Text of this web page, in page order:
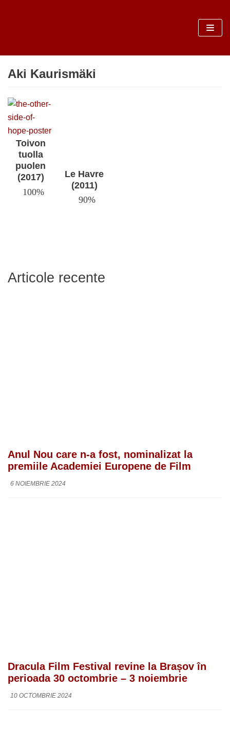
conținut
Aki Kaurismäki
Toivon
tuolla
puolen
(2017)
100%
Le Havre
(2011)
90%
Articole recente
Anul Nou care n-a fost, nominalizat la
premiile Academiei Europene de Film
6 NOIEMBRIE 2024
Dracula Film Festival revine la Brașov în
perioada 30 octombrie – 3 noiembrie
10 OCTOMBRIE 2024